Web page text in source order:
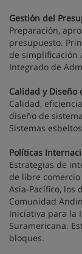
Gestión del
Preparación,
presupuesto.
de simplificación
Integrado de
Calidad y Diseño
Calidad,
diseño de
Sistemas
Políticas
Estrategias de
de libre comercio
Asia-Pacífico, los
Comunidad
Iniciativa para la
Suramericana.
bloques.